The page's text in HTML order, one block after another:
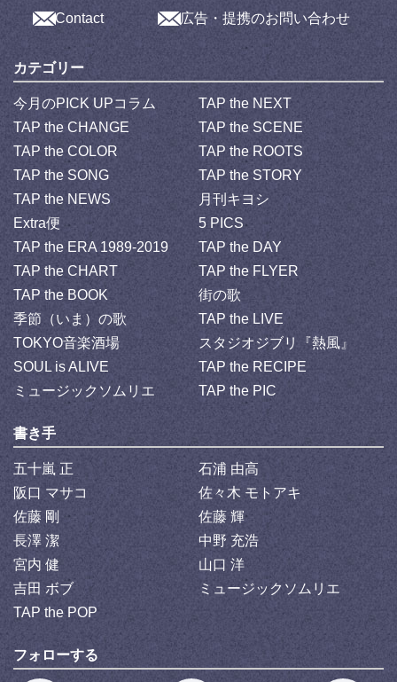
Contact 広告・提携のお問い合わせ
カテゴリー
今月のPICK UPコラム
TAP the NEXT
TAP the CHANGE
TAP the SCENE
TAP the COLOR
TAP the ROOTS
TAP the SONG
TAP the STORY
TAP the NEWS
月刊キヨシ
Extra便
5 PICS
TAP the ERA 1989-2019
TAP the DAY
TAP the CHART
TAP the FLYER
TAP the BOOK
街の歌
季節（いま）の歌
TAP the LIVE
TOKYO音楽酒場
スタジオジブリ『熱風』
SOUL is ALIVE
TAP the RECIPE
ミュージックソムリエ
TAP the PIC
書き手
五十嵐 正
石浦 由高
阪口 マサコ
佐々木 モトアキ
佐藤 剛
佐藤 輝
長澤 潔
中野 充浩
宮内 健
山口 洋
吉田 ボブ
ミュージックソムリエ
TAP the POP
フォローする